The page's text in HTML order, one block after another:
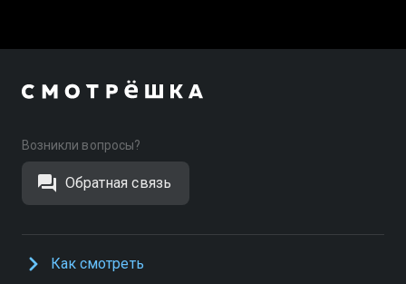
Возникли вопросы?
Обратная связь
Как смотреть